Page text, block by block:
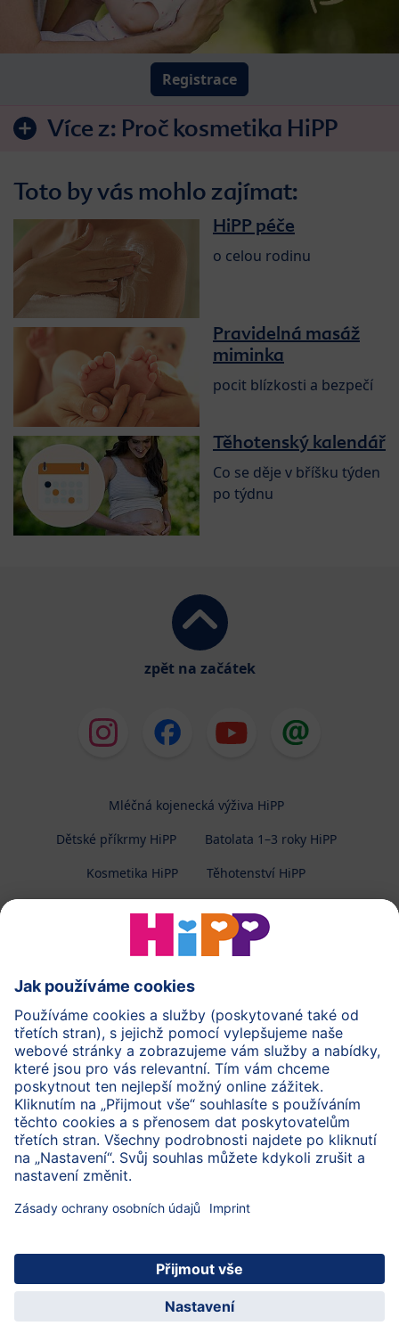
Registrace
Více z: Proč kosmetika HiPP
Toto by vás mohlo zajímat:
HiPP péče
o celou rodinu
Pravidelná masáž
miminka
pocit blízkosti a bezpečí
Těhotenský kalendář
Co se děje v bříšku týden
po týdnu
zpět na začátek
Mléčná kojenecká výživa HiPP
Dětské příkrmy HiPP
Batolata 1–3 roky HiPP
Kosmetika HiPP
Těhotenství HiPP
Ochrana osobních údajů
Zpracování osobních údajů (BabyClub)
Zpracování osobních údajů (Fotosoutěž)
Cookies a pravidla užívání webové stránky
Pravidla soutěže (Fotosoutěž)
Všeobecné podmínky
Práva Imprint
© 2026 HiPP
Registrujte se do BabyClubu